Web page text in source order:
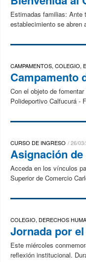
Estimadas familias: Ante
establecimiento se abren
CAMPAMENTOS, COLEGIO,
Campamento
Con el objeto de
Polideportivo Calfucurá -
CURSO DE INGRESO 26/
Asignación de
Acceda en los vínculos
Superior de Comercio
COLEGIO, DERECHOS
Jornada por
Este miércoles
reflexión institucional.